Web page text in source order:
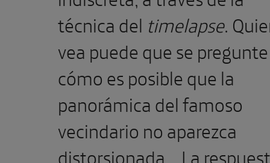
técnica del timelapse.
vea puede que se pregunte
cómo es posible que la
panorámica del famoso
vecindario no aparezca
distorsionada… La